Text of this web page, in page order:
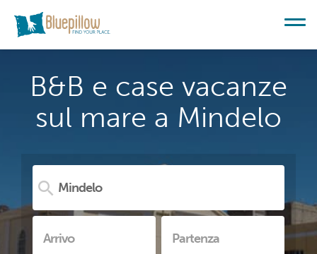
B&B e case vacanze
sul mare a Mindelo